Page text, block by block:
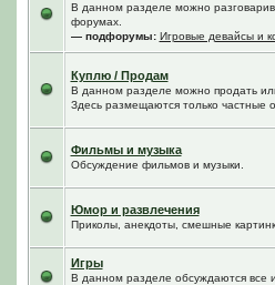
В данном разделе можно
форумах.
— подфорумы: Игровые девайсы и
Куплю / Продам
В данном разделе можно продать
Здесь размещаются только частные
Фильмы и музыка
Обсуждение фильмов и музыки.
Юмор и развлечения
Приколы, анекдоты, смешные
Игры
В данном разделе обсуждаются все